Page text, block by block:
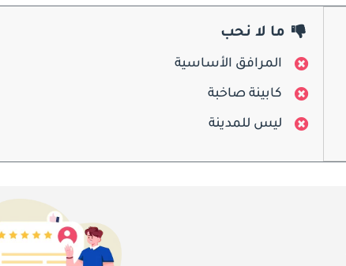
ما لا نحب
المرافق الأساسية
كابينة صاخبة
ليس للمدينة